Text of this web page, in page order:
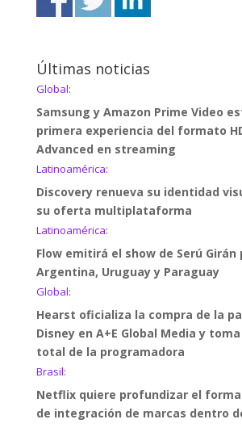
Últimas noticias
Global:
Samsung y Amazon Prime Video
primera experiencia del formato
Advanced en streaming
Latinoamérica:
Discovery renueva su identidad
su oferta multiplataforma
Latinoamérica:
Flow emitirá el show de Serú Girán
Argentina, Uruguay y Paraguay
Global:
Hearst oficializa la compra de la
Disney en A+E Global Media y
total de la programadora
Brasil:
Netflix quiere profundizar el
de integración de marcas dentro